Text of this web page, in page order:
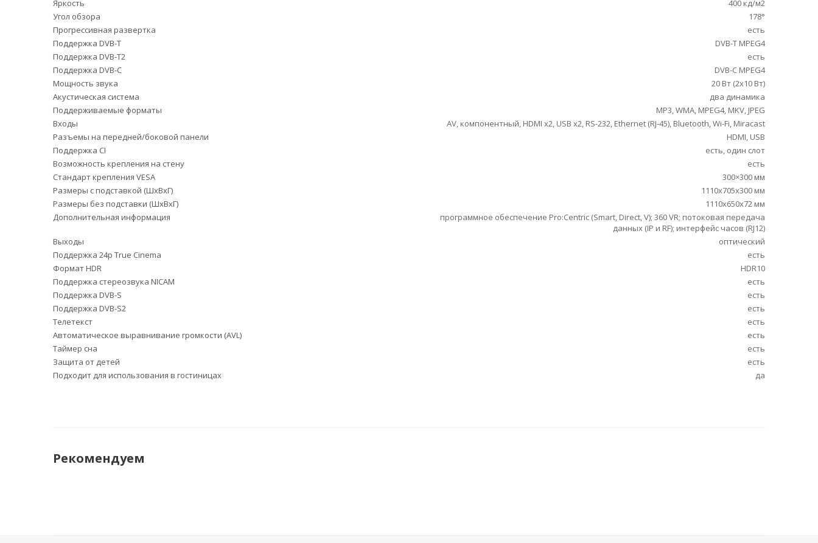
Яркость
400 кд/м2
Угол обзора
178°
Прогрессивная развертка
есть
Поддержка DVB-T
DVB-T MPEG4
Поддержка DVB-T2
есть
Поддержка DVB-C
DVB-C MPEG4
Мощность звука
20 Вт (2х10 Вт)
Акустическая система
два динамика
Поддерживаемые форматы
MP3, WMA, MPEG4, MKV, JPEG
Входы
AV, компонентный, HDMI x2, USB x2, RS-232, Ethernet (RJ-45), Bluetooth, Wi-Fi, Miracast
Разъемы на передней/боковой панели
HDMI, USB
Поддержка CI
есть, один слот
Возможность крепления на стену
есть
Стандарт крепления VESA
300×300 мм
Размеры с подставкой (ШxВxГ)
1110x705x300 мм
Размеры без подставки (ШxВxГ)
1110x650x72 мм
Дополнительная информация
программное обеспечение Pro:Centric (Smart, Direct, V); 360 VR; потоковая передача
данных (IP и RF); интерфейс часов (RJ12)
Выходы
оптический
Поддержка 24p True Cinema
есть
Формат HDR
HDR10
Поддержка стереозвука NICAM
есть
Поддержка DVB-S
есть
Поддержка DVB-S2
есть
Телетекст
есть
Автоматическое выравнивание громкости (AVL)
есть
Таймер сна
есть
Защита от детей
есть
Подходит для использования в гостиницах
да
Рекомендуем